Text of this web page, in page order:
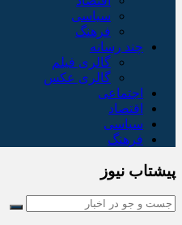
سیاسی
فرهنگ
چند رسانه
گالری فیلم
گالری عکس
اجتماعی
اقتصاد
سیاسی
فرهنگ
پیشتاب نیوز